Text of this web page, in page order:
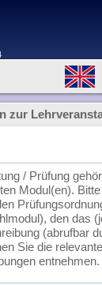
zur
/ Prüfung
Modul(en).
den das
(abrufbar
Sie die
entnehmen.